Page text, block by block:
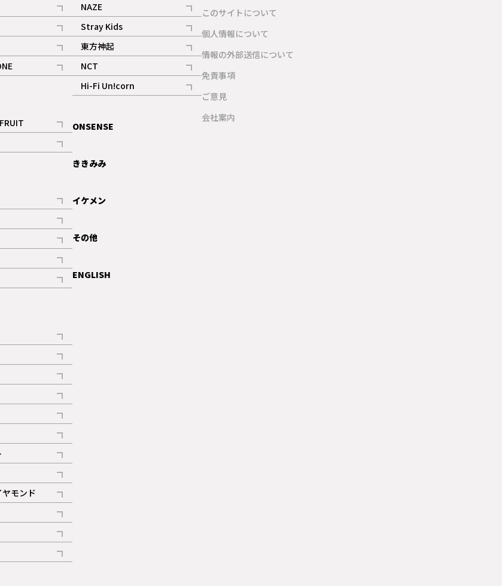
モンド
NAZE
記事
Stray Kids
記事
東方神起
記事
NCT
記事
Hi-Fi Un!corn
記事
ONSENSE
ききみみ
イケメン
その他
ENGLISH
このサイトについて
個人情報について
情報の外部送信について
免責事項
ご意見
会社案内